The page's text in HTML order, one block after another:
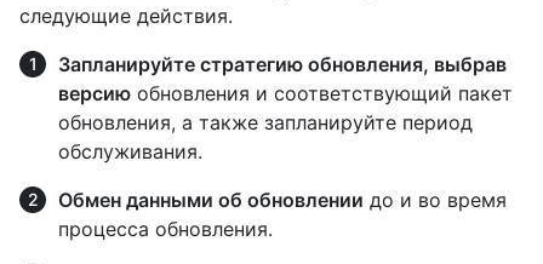
следующие действия.
Запланируйте стратегию обновления, выбрав
версию обновления и соответствующий пакет
обновления, а также запланируйте период
обслуживания.
Обмен данными об обновлении до и во время
процесса обновления.